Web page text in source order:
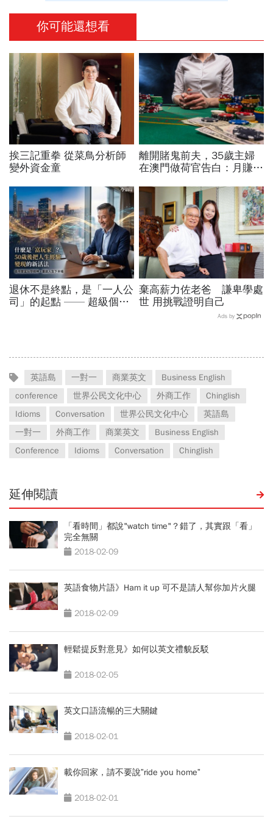
你可能還想看
挨三記重拳 從菜鳥分析師
變外資金童
離開賭鬼前夫，35歲主婦
在澳門做荷官告白：月賺
夜暴富和傾家蕩產
退休不是終點，是「一人公
司」的起點 —— 超級個體
棄高薪力佐老爸 謙卑學處
世 用挑戰證明自己
Ads by
英語島 一對一 商業英文
Business English
conference
世界公民文化中心 外商工作
Chinglish
Idioms
Conversation 世界公民文化中心
英語島
一對一
外商工作 商業英文
Business English
Conference
Idioms Conversation Chinglish
延伸閱讀
「看時間」都說"watch time"？錯了，其實跟「看」
完全無關
2018-02-09
英語食物片語》Ham it up 可不是請人幫你加片火腿
2018-02-09
輕鬆提反對意見》如何以英文禮貌反駁
2018-02-05
英文口語流暢的三大關鍵
2018-02-01
載你回家，請不要說”ride you home”
2018-02-01